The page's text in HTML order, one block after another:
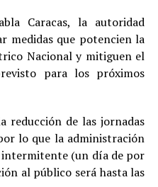
Caracas, la autoridad
medidas que potencien la
Nacional y mitiguen el
para los próximos
reducción de las jornadas
lo que la administración
intermitente (un día de por
al público será hasta las